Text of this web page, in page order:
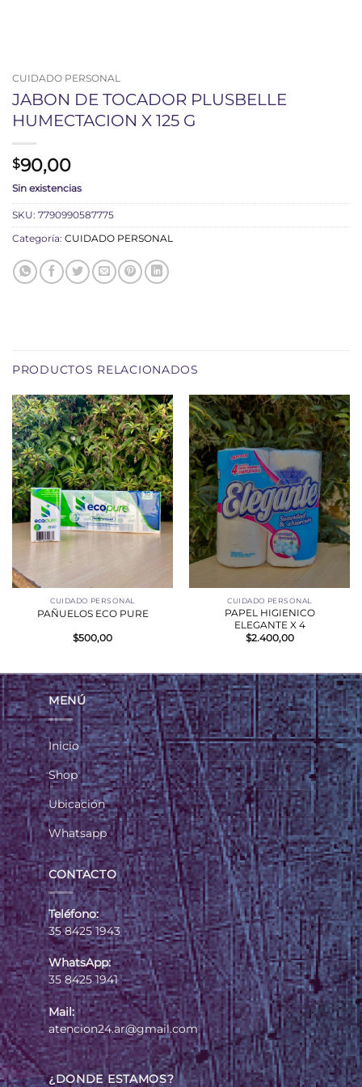
CUIDADO PERSONAL
JABON DE TOCADOR PLUSBELLE
HUMECTACION X 125 G
$90,00
Sin existencias
SKU: 7790990587775
Categoría: CUIDADO PERSONAL
PRODUCTOS RELACIONADOS
CUIDADO PERSONAL
PAÑUELOS ECO PURE
$500,00
CUIDADO PERSONAL
PAPEL HIGIENICO
ELEGANTE X 4
$2.400,00
MENÚ
Inicio
Shop
Ubicación
Whatsapp
CONTACTO
Teléfono:
35 8425 1943
WhatsApp:
35 8425 1941
Mail:
atencion24.ar@gmail.com
¿DONDE ESTAMOS?